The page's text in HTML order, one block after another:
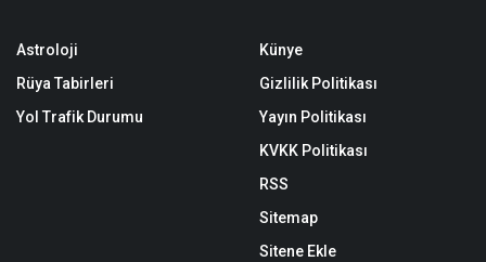
Astroloji
Rüya Tabirleri
Yol Trafik Durumu
Künye
Gizlilik Politikası
Yayın Politikası
KVKK Politikası
RSS
Sitemap
Sitene Ekle